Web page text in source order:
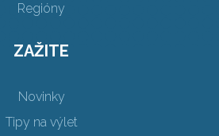
Regióny
ZAŽITE
Novinky
Tipy na výlet